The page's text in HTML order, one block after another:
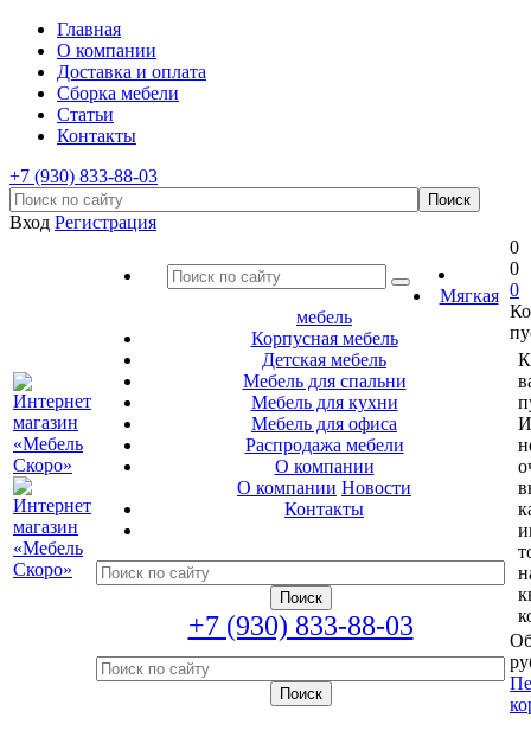
Главная
О компании
Доставка и оплата
Сборка мебели
Статьи
Контакты
+7 (930) 833-88-03
Вход Регистрация
Мягкая
мебель
Корпусная мебель
Детская мебель
Мебель для спальни
Мебель для кухни
Мебель для офиса
Распродажа мебели
О компании
О компании Новости
Контакты
+7 (930) 833-88-03
0
0
0